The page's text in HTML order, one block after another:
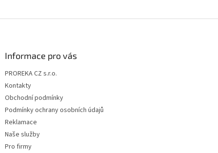
Informace pro vás
PROREKA CZ s.r.o.
Kontakty
Obchodní podmínky
Podmínky ochrany osobních údajů
Reklamace
Naše služby
Pro firmy